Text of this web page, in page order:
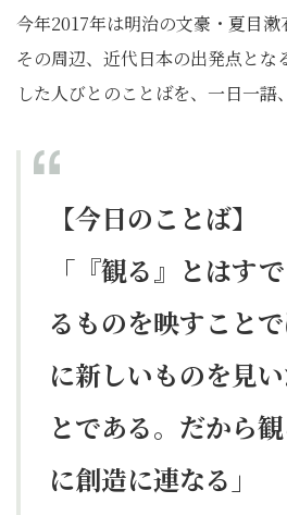
今年2017年は明治の文豪・夏目
その周辺、近代日本の出発点とな
した人びとのことばを、一日一語
【今日のことば】
「『観る』とはす
るものを映すこと
に新しいものを見
とである。だから
に創造に連なる」